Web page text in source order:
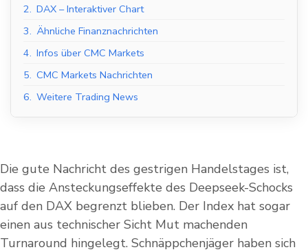
2. DAX – Interaktiver Chart
3. Ähnliche Finanznachrichten
4. Infos über CMC Markets
5. CMC Markets Nachrichten
6. Weitere Trading News
Die gute Nachricht des gestrigen Handelstages ist,
dass die Ansteckungseffekte des Deepseek-Schocks
auf den DAX begrenzt blieben. Der Index hat sogar
einen aus technischer Sicht Mut machenden
Turnaround hingelegt. Schnäppchenjäger haben sich